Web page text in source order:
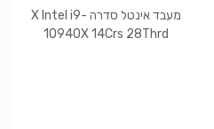
מעבד אינטל סדרה X Intel i9-
10940X 14Crs 28Thrd